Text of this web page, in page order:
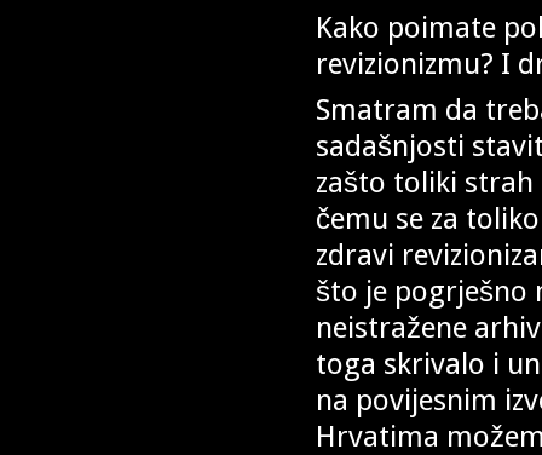
Kako poimate
revizionizmu? I
Smatram da
sadašnjosti
zašto toliki strah
čemu se za
zdravi
što je pogrješno
neistražene
toga skrivalo i
na povijesnim
Hrvatima